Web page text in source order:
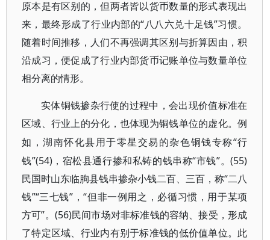
原本是有区别的，但两者皆以货币数量的形式表现出
来，最终形成了行业内部的“八八六兑十足钱”习惯。
随着时间推移，人们不再强调其区别与折算因由，积
沿成习，便促成了行业内部货币记账单位与数量单位
相分离的情形。
实体铜钱掺杂行使的过程中，会出现价值标准在
区域、行业上的分化，也体现为铜钱单位的虚化。例
如，湖南怀化县用于零星交易的杂色铜钱专称“行
钱”(54)，宿松县通行掺和私铸的钱串称“市钱”。(55)
民国时山东临朐县钱串掺杂小钱二百、三百，称“二八
钱”“三七钱”，“但非一例用之，必循习惯，用于某项
方可”。(56)民间市场对非标准钱的容纳、接受，形成
了特定区域、行业内有别于标准钱的低价值单位。此